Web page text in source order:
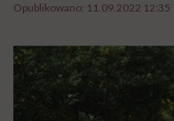
Opublikowano: 11.09.2022 12:35